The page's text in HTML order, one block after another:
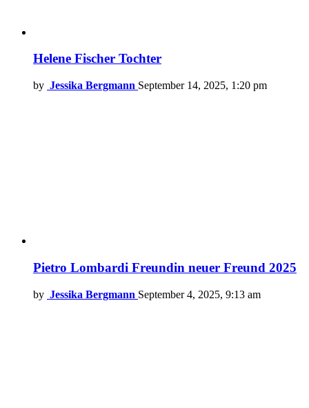
Helene Fischer Tochter
by Jessika Bergmann September 14, 2025, 1:20 pm
Pietro Lombardi Freundin neuer Freund 2025
by Jessika Bergmann September 4, 2025, 9:13 am